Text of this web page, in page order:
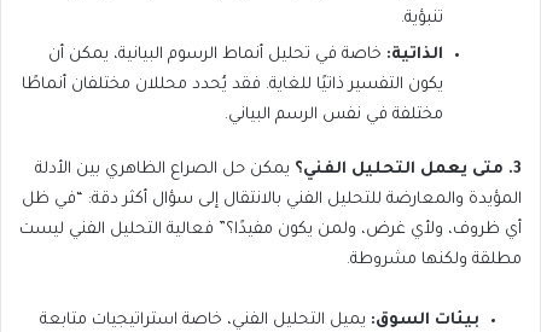
تنبؤية.
الذاتية: خاصة في تحليل أنماط الرسوم البيانية، يمكن أن
يكون التفسير ذاتيًا للغاية. فقد يُحدد محللان مختلفان أنماطًا
مختلفة في نفس الرسم البياني.
3. متى يعمل التحليل الفني؟
يمكن حل الصراع الظاهري بين الأدلة
المؤيدة والمعارضة للتحليل الفني بالانتقال إلى سؤال أكثر دقة: “في ظل
أي ظروف، ولأي غرض، ولمن يكون مفيدًا؟” فعالية التحليل الفني ليست
مطلقة ولكنها مشروطة.
بيئات السوق: يميل التحليل الفني، خاصة استراتيجيات متابعة